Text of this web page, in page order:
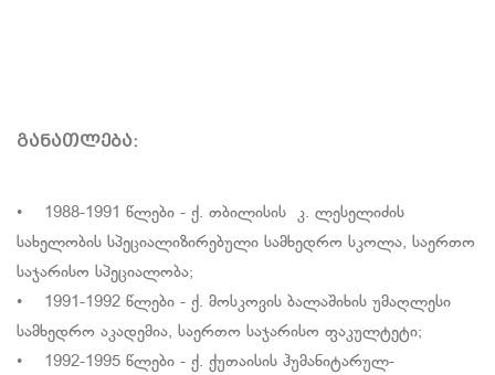
განათლება:
• 1988-1991 წლები - ქ. თბილისის კ. ლესელიძის
სახელობის სპეციალიზირებული სამხედრო სკოლა, საერთო
საჯარისო სპეციალობა;
• 1991-1992 წლები - ქ. მოსკოვის ბალაშიხის უმაღლესი
სამხედრო აკადემია, საერთო საჯარისო ფაკულტეტი;
• 1992-1995 წლები - ქ. ქუთაისის ჰუმანიტარულ-